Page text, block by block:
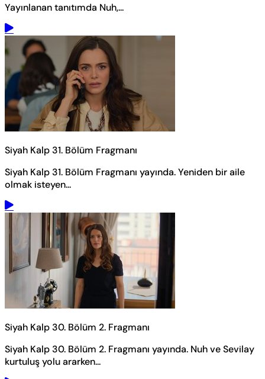
Yayınlanan tanıtımda Nuh,...
Siyah Kalp 31. Bölüm Fragmanı
Siyah Kalp 31. Bölüm Fragmanı yayında. Yeniden bir aile
olmak isteyen...
Siyah Kalp 30. Bölüm 2. Fragmanı
Siyah Kalp 30. Bölüm 2. Fragmanı yayında. Nuh ve Sevilay
kurtuluş yolu ararken...